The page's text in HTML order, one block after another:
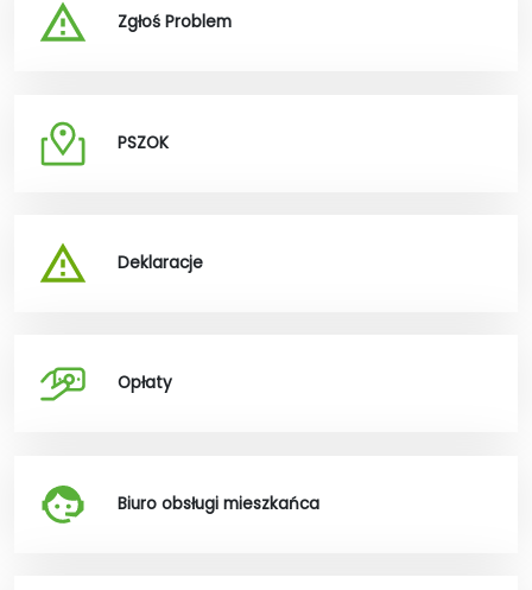
Zgłoś Problem
PSZOK
Deklaracje
Opłaty
Biuro obsługi mieszkańca